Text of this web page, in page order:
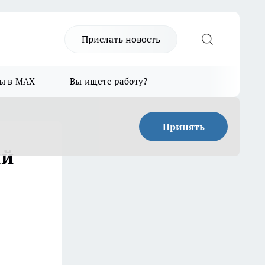
Прислать новость
в MAX Вы ищете работу?
Принять